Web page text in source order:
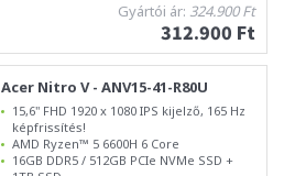
Gyártói ár: 324.900 Ft
312.900 Ft
Acer Nitro V - ANV15-41-R80U
15,6" FHD 1920 x 1080 IPS kijelző, 165 Hz
képfrissítés!
AMD Ryzen™ 5 6600H 6 Core
16GB DDR5 / 512GB PCIe NVMe SSD +